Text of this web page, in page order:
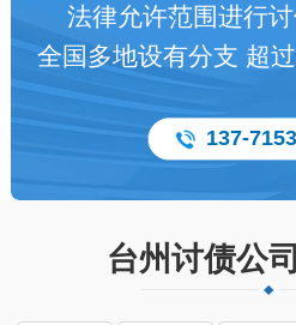
法律允许范围进行
全国多地设有分支 超
137-
台州讨债公